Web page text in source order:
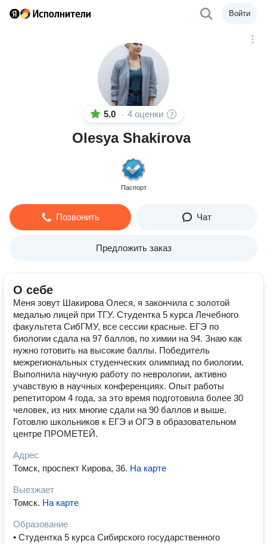
Войти
5.0 · 4 оценки
Olesya Shakirova
Паспорт
Позвонить Чат
Предложить заказ
О себе
Меня зовут Шакирова Олеся, я закончила с золотой
медалью лицей при ТГУ. Студентка 5 курса Лечебного
факультета СибГМУ, все сессии красные. ЕГЭ по
биологии сдала на 97 баллов, по химии на 94. Знаю как
нужно готовить на высокие баллы. Победитель
межрегиональных студенческих олимпиад по биологии.
Выполнила научную работу по неврологии, активно
учавствую в научных конференциях. Опыт работы
репетитором 4 года, за это время подготовила более 30
человек, из них многие сдали на 90 баллов и выше.
Готовлю школьников к ЕГЭ и ОГЭ в образовательном
центре ПРОМЕТЕЙ.
Адрес
Томск, проспект Кирова, 36. На карте
Выезжает
Томск. На карте
Образование
• Студентка 5 курса Сибирского государственного